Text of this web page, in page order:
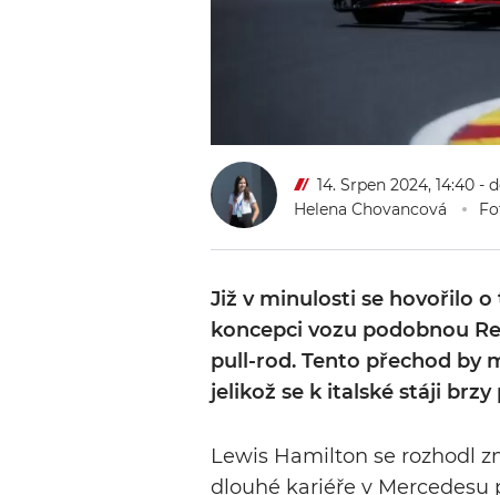
14. Srpen 2024, 14:40 -
Helena Chovancová
Již v minulosti se hovořilo
koncepci vozu podobnou
pull-rod. Tento přechod by
jelikož se k italské stáji brzy
Lewis Hamilton se rozhodl
dlouhé kariéře v Mercedesu